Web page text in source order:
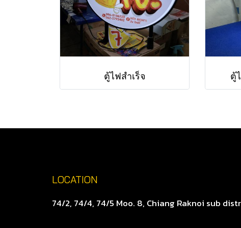
ตู้ไฟสำเร็จ ตู้
LOCATION
74/2, 74/4, 74/5 Moo. 8, Chiang Raknoi sub